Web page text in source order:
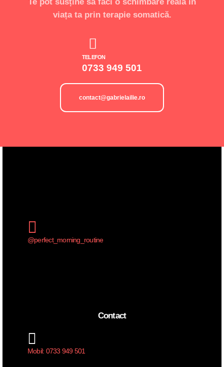
viața ta prin terapie somatică.
TELEFON
0733 949 501
contact@gabrielailie.ro
@perfect_morning_routine
Contact
Mobil: 0733 949 501